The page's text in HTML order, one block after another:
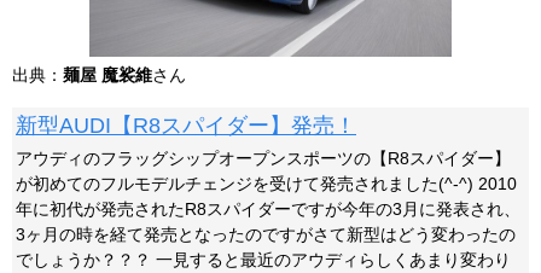
出典： 麺屋 魔裟維さん
新型AUDI【R8スパイダー】発売！
アウディのフラッグシップオープンスポーツの【R8スパイダー】
が初めてのフルモデルチェンジを受けて発売されました(^-^) 2010
年に初代が発売されたR8スパイダーですが今年の3月に発表され、
3ヶ月の時を経て発売となったのですがさて新型はどう変わったの
でしょうか？？？ 一見すると最近のアウディらしくあまり変わり